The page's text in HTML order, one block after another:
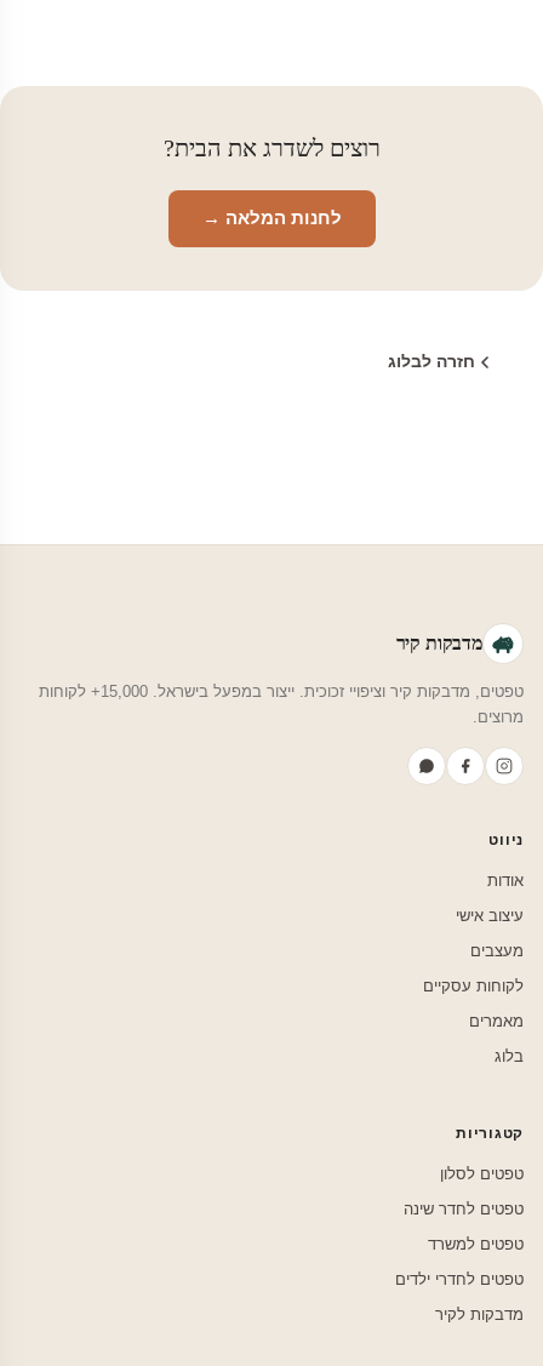
רוצים לשדרג את הבית?
לחנות המלאה →
חזרה לבלוג
מדבקות קיר
טפטים, מדבקות קיר וציפויי זכוכית. ייצור במפעל בישראל. 15,000+ לקוחות
מרוצים.
ניווט
אודות
עיצוב אישי
מעצבים
לקוחות עסקיים
מאמרים
בלוג
קטגוריות
טפטים לסלון
טפטים לחדר שינה
טפטים למשרד
טפטים לחדרי ילדים
מדבקות לקיר